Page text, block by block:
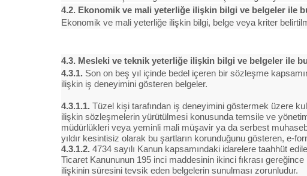
4.2. Ekonomik ve mali yeterliğe ilişkin bilgi ve belgeler ile
Ekonomik ve mali yeterliğe ilişkin bilgi, belge veya kriter
4.3. Mesleki ve teknik yeterliğe ilişkin bilgi ve belgeler ile
4.3.1. Son on beş yıl içinde bedel içeren bir sözleşme
ilişkin iş deneyimini gösteren belgeler.
4.3.1.1. Tüzel kişi tarafından iş deneyimini göstermek üzere
ilişkin sözleşmelerin yürütülmesi konusunda temsile ve
müdürlükleri veya yeminli mali müşavir ya da serbest
yıldır kesintisiz olarak bu şartların korunduğunu gösteren, e-
4.3.1.2. 4734 sayılı Kanun kapsamındaki idarelere taahhüt
Ticaret Kanununun 195 inci maddesinin ikinci fıkrası
ilişkinin süresini tevsik eden belgelerin sunulması zorunludur.